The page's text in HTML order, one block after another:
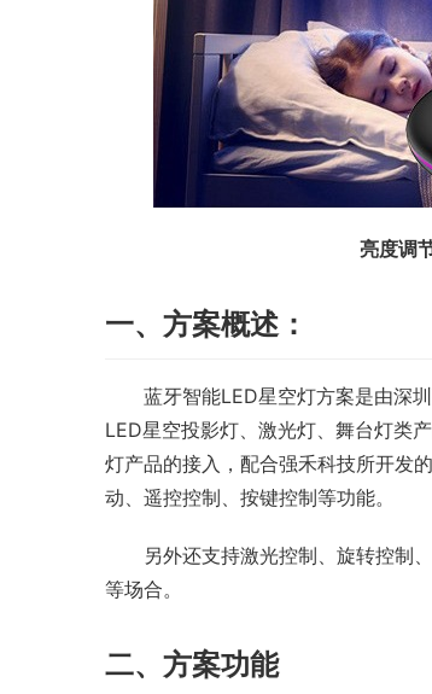
亮度调
一、方案概述：
蓝牙智能LED星空灯方案是由深圳
LED星空投影灯、激光灯、舞台灯类
灯产品的接入，配合强禾科技所开发
动、遥控控制、按键控制等功能。
另外还支持激光控制、旋转控制、
等场合。
二、方案功能